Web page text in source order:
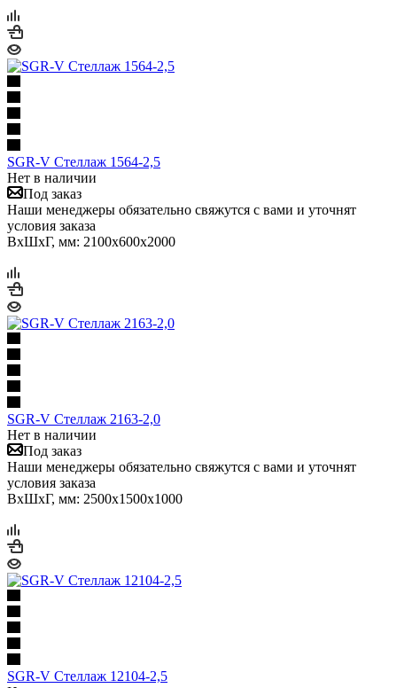
SGR-V Стеллаж 1564-2,5
Нет в наличии
Под заказ
Наши менеджеры обязательно свяжутся с вами и уточнят
условия заказа
ВхШхГ, мм: 2100x600x2000
SGR-V Стеллаж 2163-2,0
Нет в наличии
Под заказ
Наши менеджеры обязательно свяжутся с вами и уточнят
условия заказа
ВхШхГ, мм: 2500x1500x1000
SGR-V Стеллаж 12104-2,5